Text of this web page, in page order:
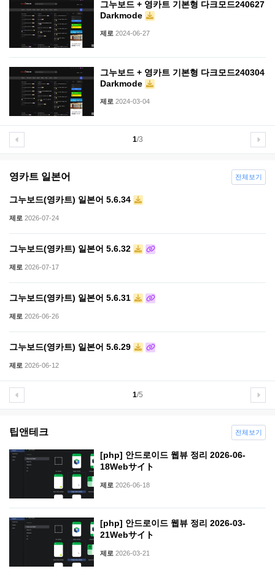
그누보드 + 영카트 기본형 다크모드240627
Darkmode
제로 2024-06-27
그누보드 + 영카트 기본형 다크모드240304
Darkmode
제로 2024-03-04
1/3
영카트 일본어
그누보드(영카트) 일본어 5.6.34
제로 2026-07-24
그누보드(영카트) 일본어 5.6.32
제로 2026-07-17
그누보드(영카트) 일본어 5.6.31
제로 2026-06-26
그누보드(영카트) 일본어 5.6.29
제로 2026-06-12
1/5
전체보기
팁앤테크
[php] 안드로이드 웹뷰 정리 2026-06-
18Webサイト
제로 2026-06-18
[php] 안드로이드 웹뷰 정리 2026-03-
21Webサイト
제로 2026-03-21
전체보기